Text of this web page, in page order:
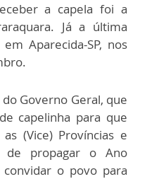
a capela foi a
Já a última
Aparecida-SP, nos
Governo Geral, que
capelinha para que
(Vice) Províncias e
de propagar o Ano
convidar o povo para